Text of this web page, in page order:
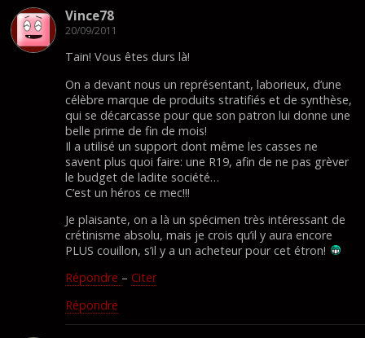
Vince78
20/09/2011
Tain! Vous êtes durs là!
On a devant nous un représentant, laborieux, d’une
célèbre marque de produits stratifiés et de synthèse,
qui se décarcasse pour que son patron lui donne une
belle prime de fin de mois!
Il a utilisé un support dont même les casses ne
savent plus quoi faire: une R19, afin de ne pas grèver
le budget de ladite société…
C’est un héros ce mec!!!
Je plaisante, on a là un spécimen très intéressant de
crétinisme absolu, mais je crois qu’il y aura encore
PLUS couillon, s’il y a un acheteur pour cet étron!
Répondre – Citer
Répondre